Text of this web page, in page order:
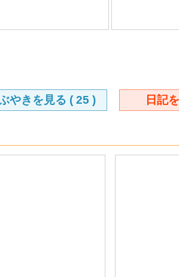
やきを見る ( 25 ) 日記